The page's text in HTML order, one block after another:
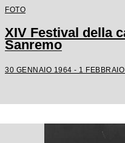
FOTO
XIV Festival della
Sanremo
30 GENNAIO 1964 - 1